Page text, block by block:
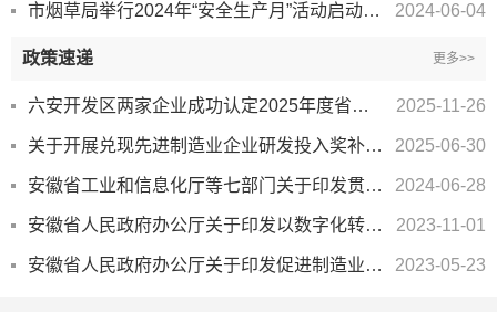
市烟草局举行2024年“安全生产月”活动启动仪式 2024-06-04
政策速递 更多>>
六安开发区两家企业成功认定2025年度省级企业技术中心 2025-11-26
关于开展兑现先进制造业企业研发投入奖补政策数据归集工作的通知 2025-06-30
安徽省工业和信息化厅等七部门关于印发贯彻落实加快推动制造业绿色化发展指导意见的实施意见 2024-06-28
安徽省人民政府办公厅关于印发以数字化转型推动制造业高端化智能化绿色化发展实施方案及支持政... 2023-11-01
安徽省人民政府办公厅关于印发促进制造业提质降本若干措施的通知 2023-05-23